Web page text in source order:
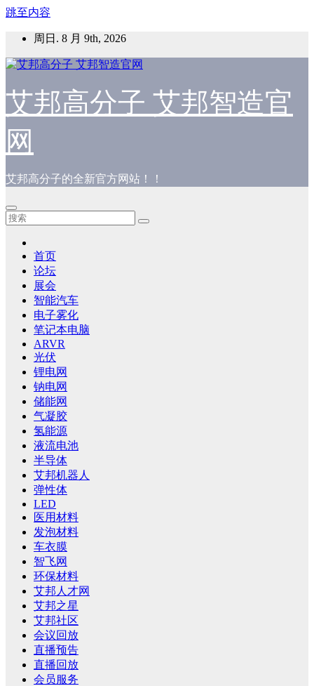
跳至内容
周日. 8 月 9th, 2026
艾邦高分子 艾邦智造官
网
艾邦高分子的全新官方网站！！
首页
论坛
展会
智能汽车
电子雾化
笔记本电脑
ARVR
光伏
锂电网
钠电网
储能网
气凝胶
氢能源
液流电池
半导体
艾邦机器人
弹性体
LED
医用材料
发泡材料
车衣膜
智飞网
环保材料
艾邦人才网
艾邦之星
艾邦社区
会议回放
直播预告
直播回放
会员服务